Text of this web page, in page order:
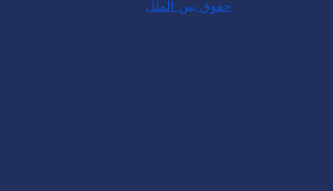
حقوق بین الملل